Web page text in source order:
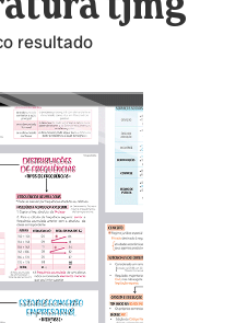
resultado